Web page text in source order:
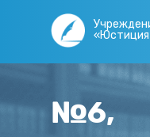
«Юстиция
№6,